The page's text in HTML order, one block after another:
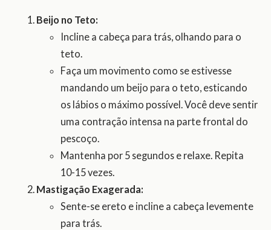
Beijo no Teto:
Incline a cabeça para trás, olhando para o
teto.
Faça um movimento como se estivesse
mandando um beijo para o teto, esticando
os lábios o máximo possível. Você deve sentir
uma contração intensa na parte frontal do
pescoço.
Mantenha por 5 segundos e relaxe. Repita
10-15 vezes.
Mastigação Exagerada:
Sente-se ereto e incline a cabeça levemente
para trás.